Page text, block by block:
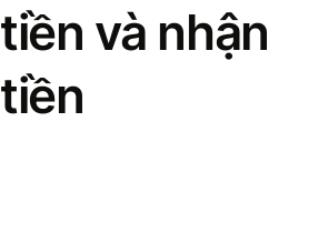
tiền và nhận
tiền